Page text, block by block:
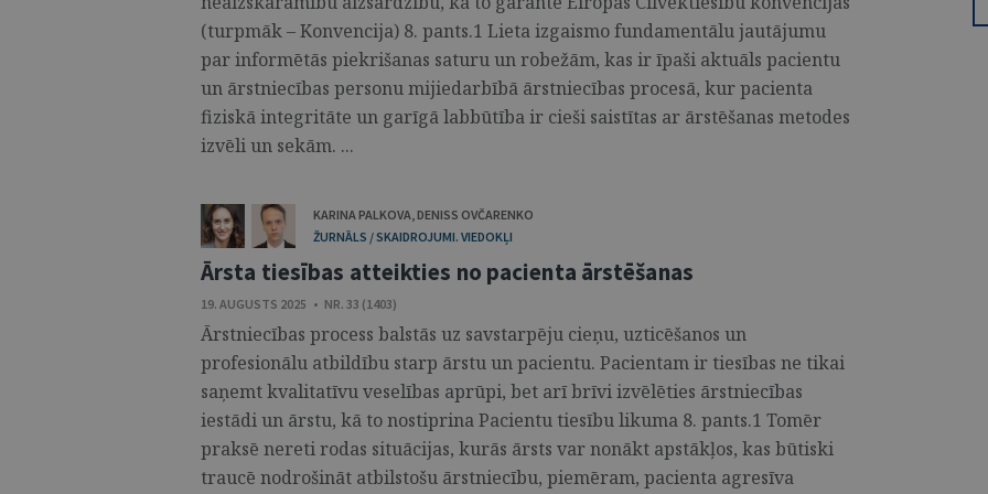
(turpmāk – Konvencija) 8. pants.1 Lieta izgaismo fundamentālu jautājumu
par informētās piekrišanas saturu un robežām, kas ir īpaši aktuāls pacientu
un ārstniecības personu mijiedarbībā ārstniecības procesā, kur pacienta
fiziskā integritāte un garīgā labbūtība ir cieši saistītas ar ārstēšanas metodes
izvēli un sekām. ...
KARINA PALKOVA,DENISS OVČARENKO
ŽURNĀLS / SKAIDROJUMI. VIEDOKĻI
Ārsta tiesības atteikties no pacienta ārstēšanas
19. AUGUSTS 2025 • NR. 33 (1403)
Ārstniecības process balstās uz savstarpēju cieņu, uzticēšanos un
profesionālu atbildību starp ārstu un pacientu. Pacientam ir tiesības ne tikai
saņemt kvalitatīvu veselības aprūpi, bet arī brīvi izvēlēties ārstniecības
iestādi un ārstu, kā to nostiprina Pacientu tiesību likuma 8. pants.1 Tomēr
praksē nereti rodas situācijas, kurās ārsts var nonākt apstākļos, kas būtiski
traucē nodrošināt atbilstošu ārstniecību, piemēram, pacienta agresīva